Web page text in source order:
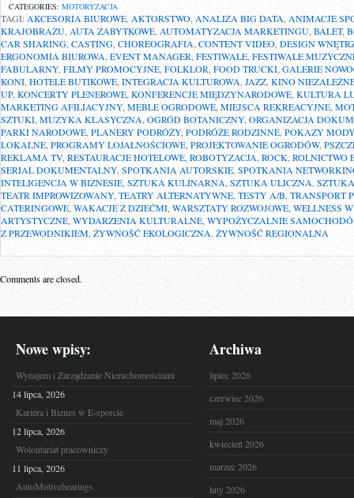
CATEGORIES: MOTORYZACJA
TAGI: AKCESORIA BIUROWE AKTORSTWO ANALIZA BIG DATA ANIMACJE
KRAJOBRAZU AUTA ZABYTKOWE, AUTOMATYZACJA MARKETINGU BALET,
CAR SHARING CASTING CHOREOGRAFIA CONTENT VIDEO DESIGN
ERGONOMIA BIUROWA EVENT MANAGER FESTIWALE FESTIWALE
FABULARNY, FILMY PROMOCYJNE FOLKLOR FOOD TRUCKI GALERIE
KONI HOTELE BUTIKOWE INTEGRACJA KULTUROWA JAZZ KINO
UP, KONCERTY PLENEROWE KONFERENCJE MIĘDZYNARODOWE KULTURA
MARKETING AFILIACYJNY, MEBLE OGRODOWE, MIEJSCA REKREACYJNE,
SZTUKI MUZYKA KLASYCZNA OGRÓD BOTANICZNY, ORGANIZACJA
PARKI NARODOWE PLANERY PODRÓŻY, PODRÓŻE RODZINNE POKAZY MODY
LOKALNE PROGRAMY LOJALNOŚCIOWE PROJEKTOWANIE OGRODÓW,
REKLAMA TV, RESTAURACJE HOTELOWE ROBOTYZACJA, ROCK ROLNICTWO
SERIAL DOKUMENTALNY, SPOTKANIA AUTORSKIE, SPOTKANIA
INTELIGENCJA W BIZNESIE SZTUKA KULINARNA, SZTUKA ULICZNA,
TEATR IMPROWIZOWANY, TEATRY ALTERNATYWNE TESTY A/B, TRANSPORT
CATERINGOWE WAKACJE Z DZIEĆMI WARSZTATY ROZWOJOWE WELLNESS
ARTYSTYCZNE WYDARZENIA KULTURALNE WYPOŻYCZALNIE
Z PRZEWODNIKIEM ŻYWNOŚĆ EKOLOGICZNA ŻYWNOŚĆ REGIONALNA
Comments are closed.
Nowe wpisy:
Wynajem i Zarządzanie Nieruchomościami
14 lipca, 2026
Kariera i Biznes w E-sporcie
12 lipca, 2026
Wolontariat pracowniczy
11 lipca, 2026
AutoMotivebearings
Archiwa
lipiec 2026
czerwiec 2026
maj 2026
kwiecień 2026
marzec 2026
luty 2026